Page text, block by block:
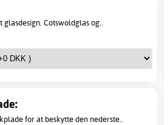
Cotswoldglas og..
for at beskytte den nederste..